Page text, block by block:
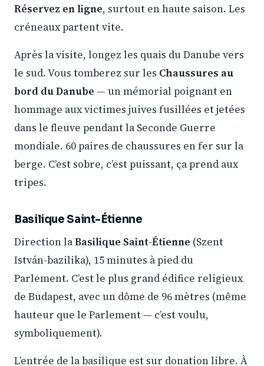
Réservez en ligne, surtout en haute saison. Les
créneaux partent vite.
Après la visite, longez les quais du Danube vers
le sud. Vous tomberez sur les Chaussures au
bord du Danube — un mémorial poignant en
hommage aux victimes juives fusillées et jetées
dans le fleuve pendant la Seconde Guerre
mondiale. 60 paires de chaussures en fer sur la
berge. C’est sobre, c’est puissant, ça prend aux
tripes.
Basilique Saint-Étienne
Direction laBasilique Saint-Étienne (Szent
István-bazilika), 15 minutes à pied du
Parlement. C’est le plus grand édifice religieux
de Budapest, avec un dôme de 96 mètres (même
hauteur que le Parlement — c’est voulu,
symboliquement).
L’entrée de la basilique est sur donation libre. À